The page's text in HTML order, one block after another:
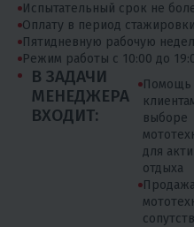
Испытательный срок не
Оплату в период
Пятидневную рабочую
Режим работы с 10:00 до
В ЗАДАЧИ
МЕНЕДЖЕРА
ВХОДИТ:
Помощь
выборе
для
отдыха
Продажа